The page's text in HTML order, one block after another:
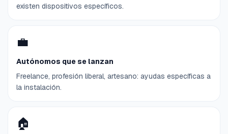
existen dispositivos específicos.
💼
Autónomos que se lanzan
Freelance, profesión liberal, artesano: ayudas específicas a
la instalación.
🏠